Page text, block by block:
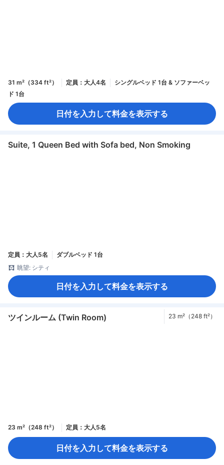
31 m²（334 ft²） 定員：大人4名
シングルベッド 1台 & ソファーベッ
ド 1台
日付を入力して料金を表示する
Suite, 1 Queen Bed with Sofa bed, Non Smoking
定員：大人5名
ダブルベッド 1台
眺望: シティ
日付を入力して料金を表示する
ツインルーム (Twin Room) 23 m²（248 ft²）
23 m²（248 ft²） 定員：大人5名
日付を入力して料金を表示する